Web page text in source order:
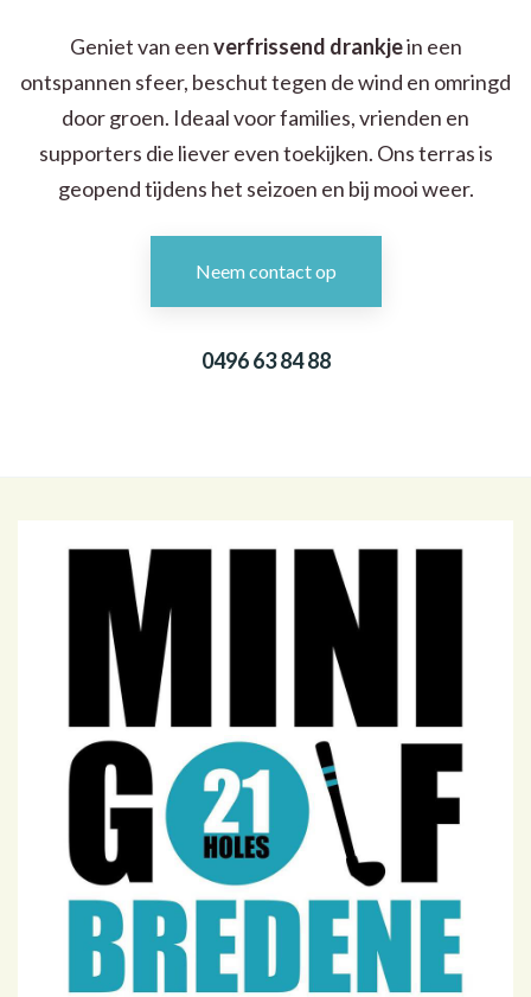
Geniet van eenverfrissend drankjein een
ontspannen sfeer, beschut tegen de wind en omringd
door groen. Ideaal voor families, vrienden en
supporters die liever even toekijken. Ons terras is
geopend tijdens het seizoen en bij mooi weer.
Neem contact op
0496 63 84 88